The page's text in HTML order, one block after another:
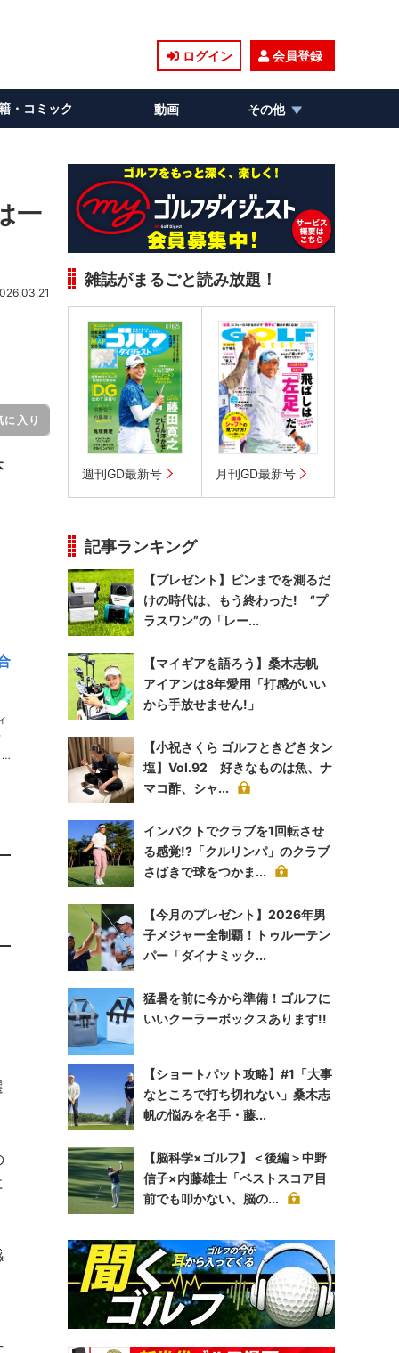
ログイン 会員登録
・コミック 動画 その他
一
に入り
雑誌がまるごと読み放題！
週刊GD最新号 月刊GD最新号
記事ランキング
【プレゼント】ピンまでを測るだ
けの時代は、もう終わった! “プ
ラスワン”の「レー...
【マイギアを語ろう】桑木志帆
アイアンは8年愛用「打感がいい
から手放せません!」
【小祝さくら ゴルフときどきタン
塩】Vol.92 好きなものは魚、ナ
マコ酢、シャ...
インパクトでクラブを1回転させ
る感覚!?「クルリンパ」のクラブ
さばきで球をつかま...
【今月のプレゼント】2026年男
子メジャー全制覇！トゥルーテン
パー「ダイナミック...
猛暑を前に今から準備！ゴルフに
いいクーラーボックスあります!!
【ショートパット攻略】#1「大事
なところで打ち切れない」桑木志
帆の悩みを名手・藤...
【脳科学×ゴルフ】＜後編＞中野
信子×内藤雄士「ベストスコア目
前でも叩かない、脳の...